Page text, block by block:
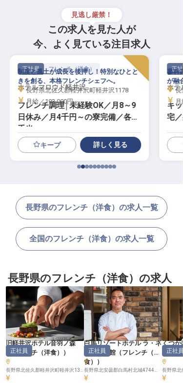
見逃し厳禁！
この求人を見た人が
今、よく見ている注目求人
正社員 フレンチ（洋食）
ホテルマロウド軽井沢
フレンチ調理│未経験OK／月8～9
日休み／月4千円～の寮完備／各種
手当
制度と風土が成長を後押し！特別なひとと
きを創る、本格フレンチシェフへ。
長野県北佐久郡軽井沢町軽井沢1178
月給／193,000円～
キープ 詳しく見る
正社
ホテ
キ
宅
蓼科
が融
長
長野県のフレンチ（洋食）の求人一覧
全国のフレンチ（洋食）の求人一覧
長野県のフレンチ（洋食）の求人
旧軽井沢ホテル音羽ノ森
（フレンチ（洋食） ）
正社員
白馬リゾートホテル ラ・ネ
ージュ東館 （フレンチ（洋
食）
）
正社員
くつか
（フレ
正社員